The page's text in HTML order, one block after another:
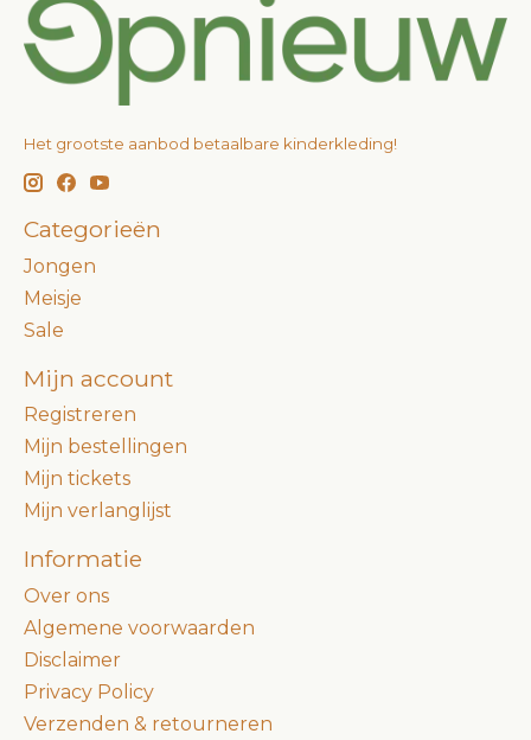
Het grootste aanbod betaalbare kinderkleding!
Categorieën
Jongen
Meisje
Sale
Mijn account
Registreren
Mijn bestellingen
Mijn tickets
Mijn verlanglijst
Informatie
Over ons
Algemene voorwaarden
Disclaimer
Privacy Policy
Verzenden & retourneren